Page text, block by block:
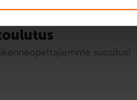
suositus!